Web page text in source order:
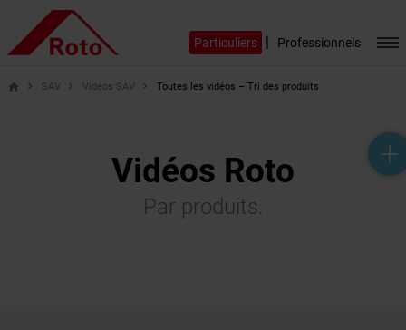
Particuliers | Professionnels
help_outline
headset_mic
mail_outline
home SAV Vidéos SAV Toutes les vidéos – Tri des produits
Vidéos Roto
Par produits.